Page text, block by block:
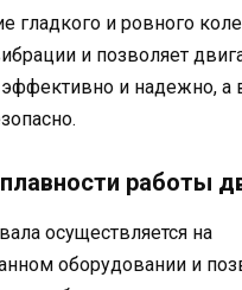
гладкого и ровного
и позволяет
эффективно и надежно, а
работы
осуществляется на
оборудовании и